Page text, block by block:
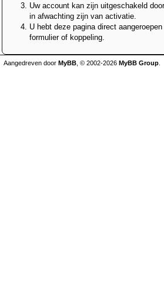
Uw account kan zijn uitgeschakeld
in afwachting zijn van activatie.
U hebt deze pagina direct
formulier of koppeling.
Aangedreven door MyBB , © 2002-2026 MyBB Group